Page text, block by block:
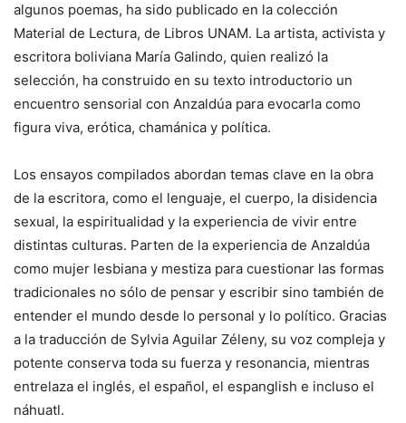
algunos poemas, ha sido publicado en la colección
Material de Lectura, de Libros UNAM. La artista, activista y
escritora boliviana María Galindo, quien realizó la
selección, ha construido en su texto introductorio un
encuentro sensorial con Anzaldúa para evocarla como
figura viva, erótica, chamánica y política.
Los ensayos compilados abordan temas clave en la obra
de la escritora, como el lenguaje, el cuerpo, la disidencia
sexual, la espiritualidad y la experiencia de vivir entre
distintas culturas. Parten de la experiencia de Anzaldúa
como mujer lesbiana y mestiza para cuestionar las formas
tradicionales no sólo de pensar y escribir sino también de
entender el mundo desde lo personal y lo político. Gracias
a la traducción de Sylvia Aguilar Zéleny, su voz compleja y
potente conserva toda su fuerza y resonancia, mientras
entrelaza el inglés, el español, el espanglish e incluso el
náhuatl.